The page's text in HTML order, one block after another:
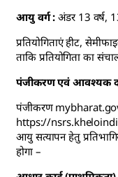
आयु वर्ग : अंडर 13 वर्ष,
प्रतियोगिताएं हीट,
ताकि प्रतियोगिता का
पंजीकरण एवं आवश्यक
पंजीकरण
https://
आयु सत्यापन हेतु
होगा –